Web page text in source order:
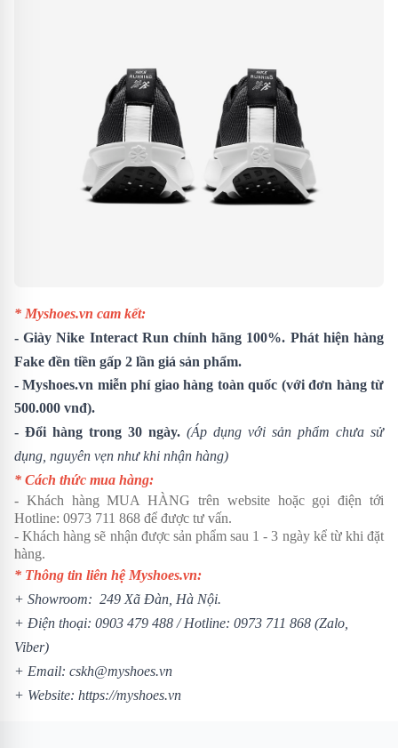
* Myshoes.vn cam kết:
-Giày Nike Interact Run chính hãng 100%. Phát hiện hàng
Fake đền tiền gấp 2 lần giá sản phẩm.
- Myshoes.vn miễn phí giao hàng toàn quốc (với đơn hàng từ
500.000 vnđ).
- Đổi hàng trong 30 ngày. (Áp dụng với sản phẩm chưa sử
dụng, nguyên vẹn như khi nhận hàng)
* Cách thức mua hàng:
- Khách hàng MUA HÀNG trên website hoặc gọi điện tới
Hotline: 0973 711 868 để được tư vấn.
- Khách hàng sẽ nhận được sản phẩm sau 1 - 3 ngày kể từ khi đặt
hàng.
* Thông tin liên hệ Myshoes.vn:
+ Showroom: 249 Xã Đàn, Hà Nội.
+ Điện thoại: 0903 479 488 /Hotline: 0973 711 868 (Zalo,
Viber)
+ Email: cskh@myshoes.vn
+ Website: https://myshoes.vn